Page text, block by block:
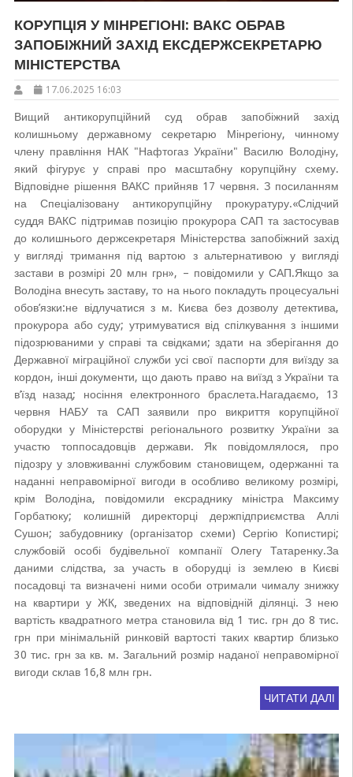
КОРУПЦІЯ У МІНРЕГІОНІ: ВАКС ОБРАВ
ЗАПОБІЖНИЙ ЗАХІД ЕКСДЕРЖСЕКРЕТАРЮ
МІНІСТЕРСТВА
17.06.2025 16:03
Вищий антикорупційний суд обрав запобіжний захід
колишньому державному секретарю Мінрегіону, чинному
члену правління НАК "Нафтогаз України" Василю Володіну,
який фігурує у справі про масштабну корупційну схему.
Відповідне рішення ВАКС прийняв 17 червня. З посиланням
на Спеціалізовану антикорупційну прокуратуру.«Слідчий
суддя ВАКС підтримав позицію прокурора САП та застосував
до колишнього держсекретаря Міністерства запобіжний захід
у вигляді тримання під вартою з альтернативою у вигляді
застави в розмірі 20 млн грн», – повідомили у САП.Якщо за
Володіна внесуть заставу, то на нього покладуть процесуальні
обов’язки:не відлучатися з м. Києва без дозволу детектива,
прокурора або суду; утримуватися від спілкування з іншими
підозрюваними у справі та свідками; здати на зберігання до
Державної міграційної служби усі свої паспорти для виїзду за
кордон, інші документи, що дають право на виїзд з України та
в’їзд назад; носіння електронного браслета.Нагадаємо, 13
червня НАБУ та САП заявили про викриття корупційної
оборудки у Міністерстві регіонального розвитку України за
участю топпосадовців держави. Як повідомлялося, про
підозру у зловживанні службовим становищем, одержанні та
наданні неправомірної вигоди в особливо великому розмірі,
крім Володіна, повідомили ексраднику міністра Максиму
Горбатюку; колишній директорці держпідприємства Аллі
Сушон; забудовнику (організатор схеми) Сергію Копистирі;
службовій особі будівельної компанії Олегу Татаренку.За
даними слідства, за участь в оборудці із землею в Києві
посадовці та визначені ними особи отримали чималу знижку
на квартири у ЖК, зведених на відповідній ділянці. З нею
вартість квадратного метра становила від 1 тис. грн до 8 тис.
грн при мінімальній ринковій вартості таких квартир близько
30 тис. грн за кв. м. Загальний розмір наданої неправомірної
вигоди склав 16,8 млн грн.
ЧИТАТИ ДАЛІ